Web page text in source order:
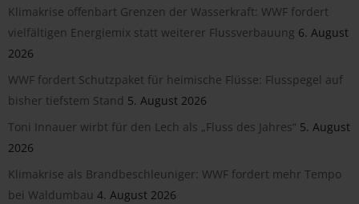
Klimakrise offenbart Grenzen der Wasserkraft: WWF fordert
vielfältigen Energiemix statt weiterer Flussverbauung 6. August
2026
WWF fordert Schutzpaket für heimische Flüsse: Flusspegel auf
bisher tiefstem Stand 5. August 2026
Toni Innauer wirbt für den Lech als „Fluss des Jahres“ 5. August
2026
Klimakrise als Brandbeschleuniger: WWF fordert mehr Tempo
bei Waldumbau 4. August 2026